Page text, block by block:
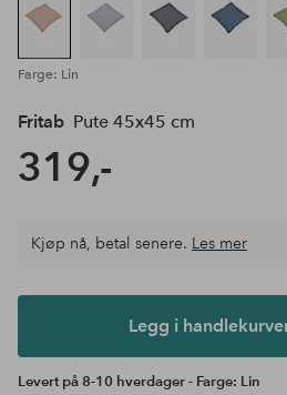
Farge: Lin
Fritab Pute 45x45 cm
319,-
Legg i
Kjøp nå, betal senere. Les mer
Legg i
Levert på 8-10 hverdager - Farge: Lin